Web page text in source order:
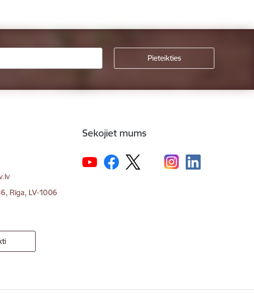
Rīga, LV-1006
Sekojiet mums